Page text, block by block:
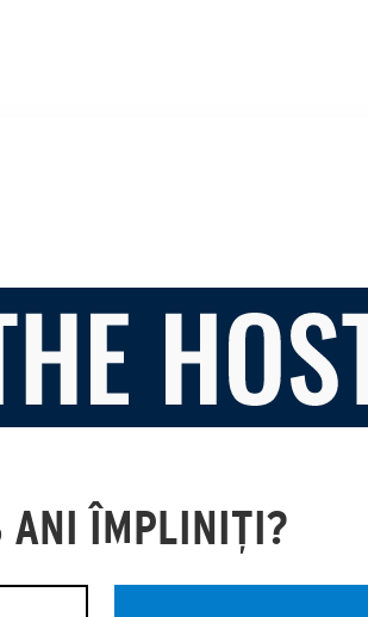
ANI ÎMPLINIȚI?